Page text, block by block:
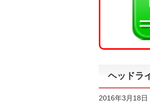
ヘッドラ
2016年3月18日